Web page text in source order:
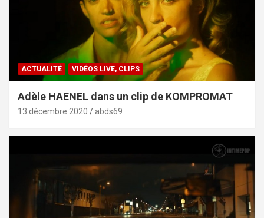
ACTUALITÉ VIDÉOS LIVE, CLIPS
Adèle HAENEL dans un clip de KOMPROMAT
13 décembre 2020 abds69